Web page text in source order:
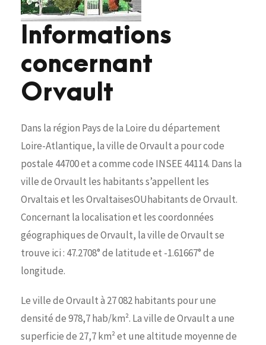
Informations
concernant
Orvault
Dans la région Pays de la Loire du département
Loire-Atlantique, la ville de Orvault a pour code
postale 44700 et a comme code INSEE 44114. Dans la
ville de Orvault les habitants s’appellent les
Orvaltais et les OrvaltaisesOUhabitants de Orvault.
Concernant la localisation et les coordonnées
géographiques de Orvault, la ville de Orvault se
trouve ici : 47.2708° de latitude et -1.61667° de
longitude.
Le ville de Orvault à 27 082 habitants pour une
densité de 978,7 hab/km². La ville de Orvault a une
superficie de 27,7 km² et une altitude moyenne de